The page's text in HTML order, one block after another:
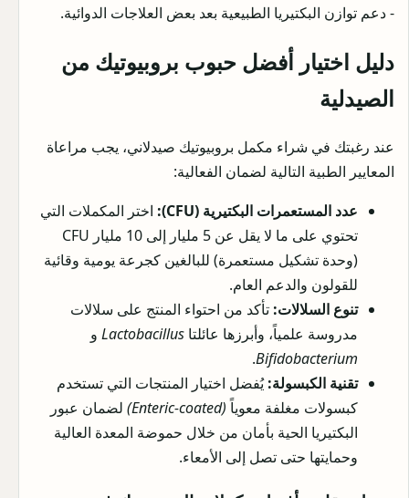
- دعم توازن البكتيريا الطبيعية بعد بعض العلاجات الدوائية.
دليل اختيار أفضل حبوب بروبيوتيك من
الصيدلية
عند رغبتك في شراء مكمل بروبيوتيك صيدلاني، يجب مراعاة
المعايير الطبية التالية لضمان الفعالية:
عدد المستعمرات البكتيرية (CFU):
اختر المكملات التي
تحتوي على ما لا يقل عن 5 مليار إلى 10 مليار CFU
(وحدة تشكيل مستعمرة) للبالغين كجرعة يومية وقائية
للقولون والدعم العام.
تنوع السلالات:تأكد من احتواء المنتج على سلالات
مدروسة علمياً، وأبرزها عائلتاLactobacillusو
Bifidobacterium
.
تقنية الكبسولة:يُفضل اختيار المنتجات التي تستخدم
كبسولات مغلفة معوياً(Enteric-coated)
لضمان عبور
البكتيريا الحية بأمان من خلال حموضة المعدة العالية
وحمايتها حتى تصل إلى الأمعاء.